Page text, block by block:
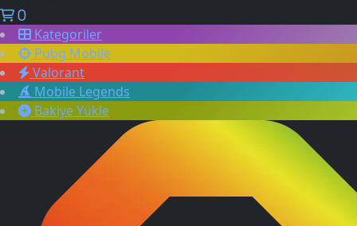
0
Kategoriler
Pubg Mobile
Valorant
Mobile Legends
Bakiye Yükle